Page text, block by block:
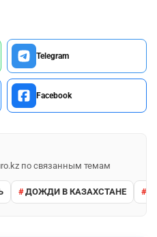
Telegram
Facebook
по связанным темам
ДОЖДИ В КАЗАХСТАНЕ